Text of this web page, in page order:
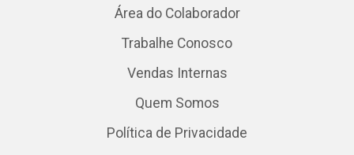
Área do Colaborador
Trabalhe Conosco
Vendas Internas
Quem Somos
Política de Privacidade